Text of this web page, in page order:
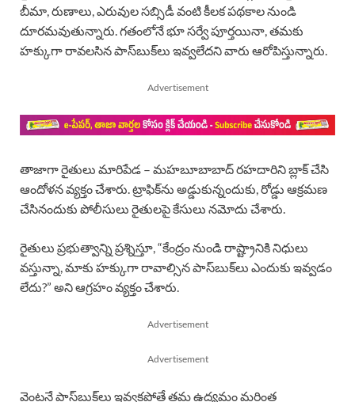
బీమా, రుణాలు, ఎరువుల సబ్సిడీ వంటి కీలక పథకాల నుండి
దూరమవుతున్నారు. గతంలోనే భూ సర్వే పూర్తయినా, తమకు
హక్కుగా రావలసిన పాస్‌బుక్‌లు ఇవ్వలేదని వారు ఆరోపిస్తున్నారు.
Advertisement
తాజాగా రైతులు మారిపేడ – మహబూబాబాద్ రహదారిని బ్లాక్ చేసి
ఆందోళన వ్యక్తం చేశారు. ట్రాఫిక్‌ను అడ్డుకున్నందుకు, రోడ్డు ఆక్రమణ
చేసినందుకు పోలీసులు రైతులపై కేసులు నమోదు చేశారు.
రైతులు ప్రభుత్వాన్ని ప్రశ్నిస్తూ, “కేంద్రం నుండి రాష్ట్రానికి నిధులు
వస్తున్నా, మాకు హక్కుగా రావాల్సిన పాస్‌బుక్‌లు ఎందుకు ఇవ్వడం
లేదు?” అని ఆగ్రహం వ్యక్తం చేశారు.
Advertisement
Advertisement
వెంటనే పాస్‌బుక్‌లు ఇవ్వకపోతే తమ ఉద్యమం మరింత